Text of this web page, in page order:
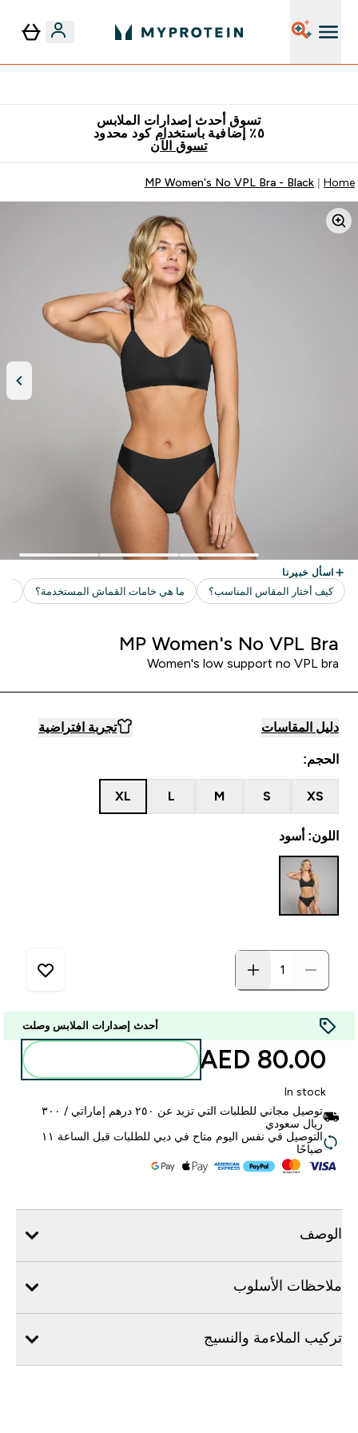
تسوق أحدث إصدارات الملابس
٥٪ إضافية باستخدام كود محدود
تسوق الآن
Home
MP Women's No VPL Bra - Black
MP Women's No VPL Bra
Women's low support no VPL bra
دليل المقاسات تجربة افتراضية
الحجم:
XS
S
M
L
XL
اللون: أسود
أحدث إصدارات الملابس وصلت
80.00 AED‎
In stock
توصيل مجاني للطلبات التي تزيد عن ٢٥٠ درهم إماراتي / ٣٠٠
ريال سعودي
التوصيل في نفس اليوم متاح في دبي للطلبات قبل الساعة ١١
صباحًا
الوصف
ملاحظات الأسلوب
تركيب الملاءمة والنسيج